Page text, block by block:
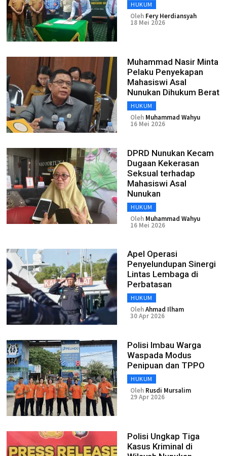
HUKUM
Oleh Fery Herdiansyah
18 Mei 2026
Muhammad Nasir Minta
Pelaku Penyekapan
Mahasiswi Asal
Nunukan Dihukum Berat
HUKUM
Oleh Muhammad Wahyu
16 Mei 2026
DPRD Nunukan Kecam
Dugaan Kekerasan
Seksual terhadap
Mahasiswi Asal
Nunukan
HUKUM
Oleh Muhammad Wahyu
16 Mei 2026
Apel Operasi
Penyelundupan Sinergi
Lintas Lembaga di
Perbatasan
HUKUM
OlehAhmad Ilham
30 Apr 2026
Polisi Imbau Warga
Waspada Modus
Penipuan dan TPPO
HUKUM
Oleh Rusdi Mursalim
29 Apr 2026
Polisi Ungkap Tiga
Kasus Kriminal di